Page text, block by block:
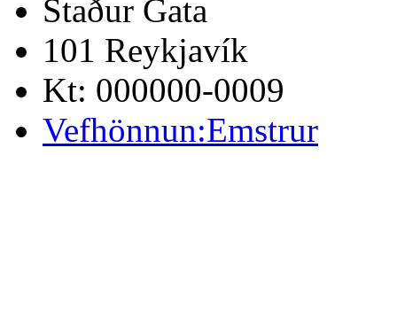
Staður Gata
101 Reykjavík
Kt: 000000-0009
Vefhönnun:Emstrur